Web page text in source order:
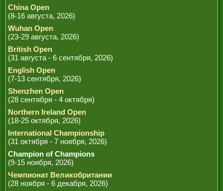
China Open
(8-16 августа, 2026)
Wuhan Open
(23-29 августа, 2026)
British Open
(31 августа - 6 сентября, 2026)
English Open
(7-13 сентября, 2026)
Shenzhen Open
(28 сентября - 4 октября)
Northern Ireland Open
(18-25 октября, 2026)
International Championship
(31 октября - 7 ноября, 2026)
Champion of Champions
(9-15 ноября, 2026)
Чемпионат Великобритании
(28 ноября - 6 декабря, 2026)